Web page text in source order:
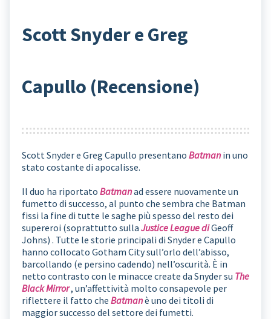
Scott Snyder e Greg
Capullo (Recensione)
Scott Snyder e Greg Capullo presentano Batmanin uno
stato costante di apocalisse.
Il duo ha riportato Batmanad essere nuovamente un
fumetto di successo, al punto che sembra che Batman
fissi la fine di tutte le saghe più spesso del resto dei
supereroi (soprattutto sulla Justice League diGeoff
Johns) . Tutte le storie principali di Snyder e Capullo
hanno collocato Gotham City sull’orlo dell’abisso,
barcollando (e persino cadendo) nell’oscurità. È in
netto contrasto con le minacce create da Snyder su The
Black Mirror, un’affettività molto consapevole per
riflettere il fatto che Batmanè uno dei titoli di
maggior successo del settore dei fumetti.